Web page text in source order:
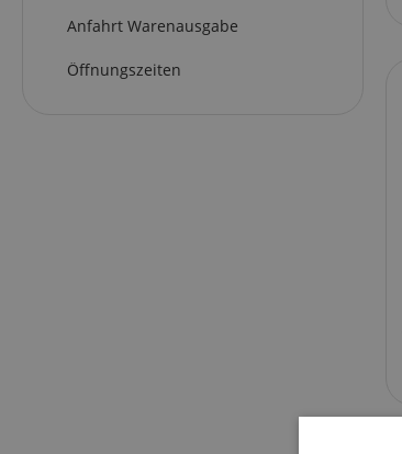
Anfahrt Warenausgabe
Öffnungszeiten